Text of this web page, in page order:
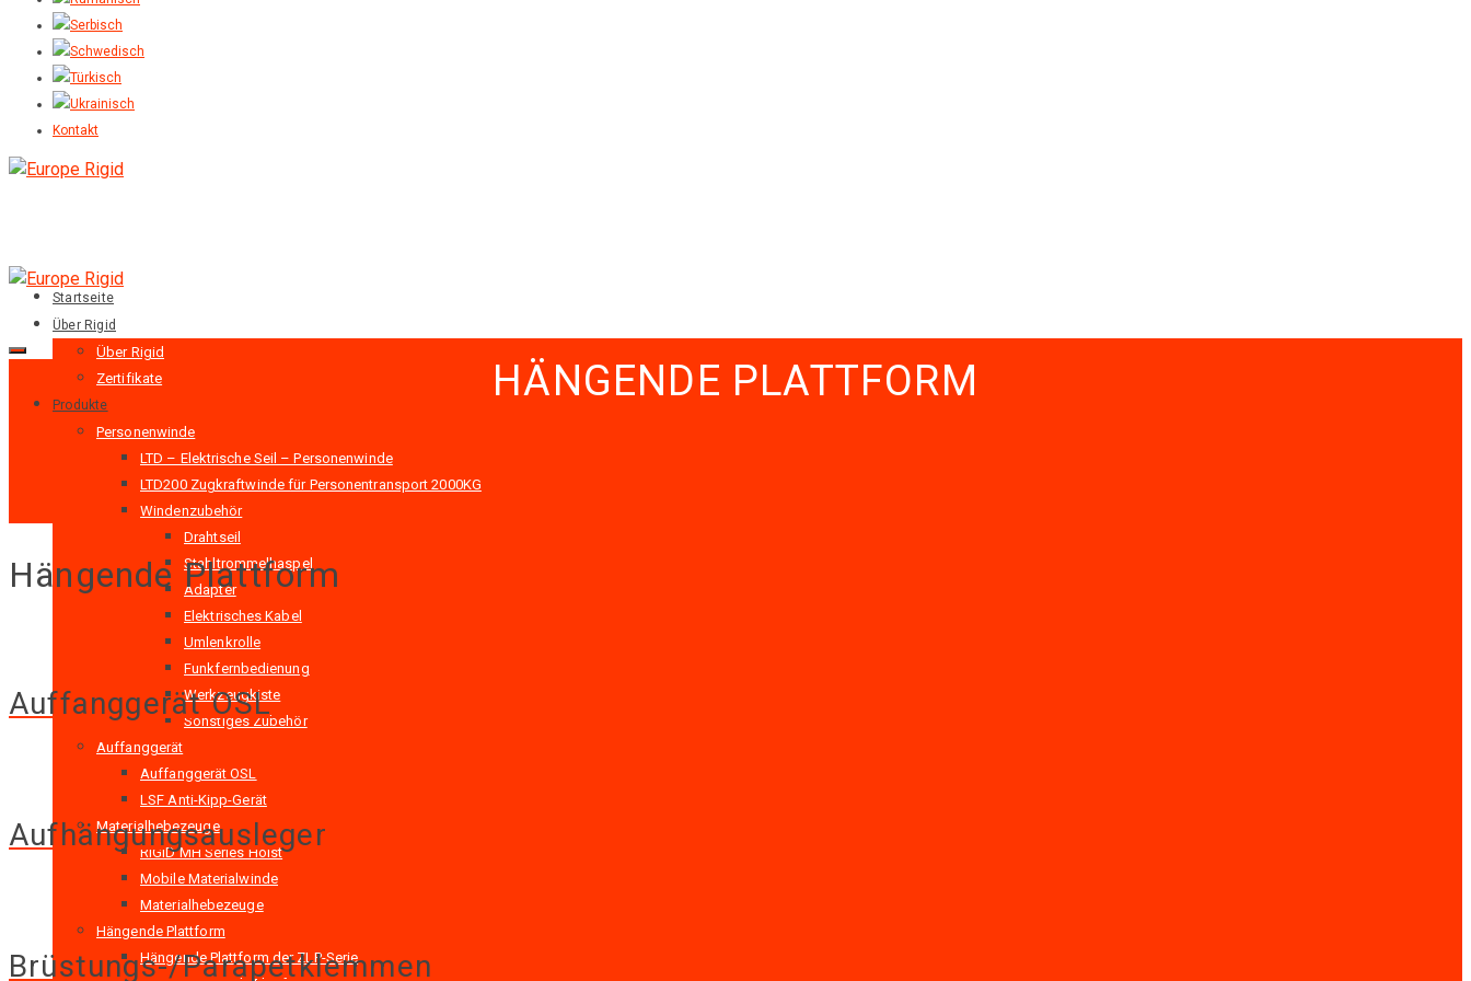
Kontakt
Startseite
Über Rigid
Über Rigid
Zertifikate
Produkte
Personenwinde
LTD – Elektrische Seil – Personenwinde
LTD200 Zugkraftwinde für Personentransport 2000KG
Windenzubehör
Drahtseil
Stahltrommelhaspel
Adapter
Elektrisches Kabel
Umlenkrolle
Funkfernbedienung
Werkzeugkiste
Sonstiges Zubehör
Auffanggerät
Auffanggerät OSL
LSF Anti-Kipp-Gerät
Materialhebezeuge
RIGID MH Series Hoist
Mobile Materialwinde
Materialhebezeuge
Hängende Plattform
Hängende Plattform der ZLP-Serie
HÄNGENDE PLATTFORM
Hängende Plattform
Auffanggerät OSL
Aufhängungsausleger
Brüstungs-/Parapetklemmen